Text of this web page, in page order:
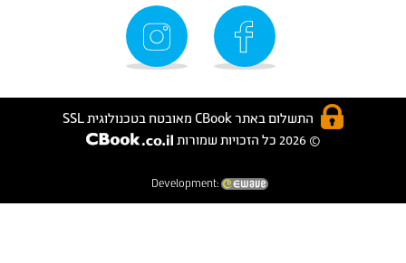
התשלום באתר CBook מאובטח בטכנולוגית SSL
© 2026 כל הזכויות שמורות
Development: